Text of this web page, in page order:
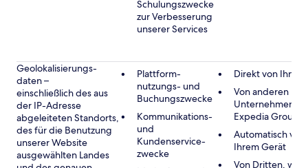
Schulungszwecke
zur Verbesserung
unserer Services
Geolokalisierungs-
daten –
einschließlich des aus
der IP-Adresse
abgeleiteten Standorts,
des für die Benutzung
unserer Website
ausgewählten Landes
Plattform-
nutzungs- und
Buchungszwecke
Kommunikations-
und
Kundenservice-
zwecke
Direkt von Ihnen
Von anderen
Unternehmen
Expedia Group
Automatisch von
Ihrem Gerät
Von Dritten, wie